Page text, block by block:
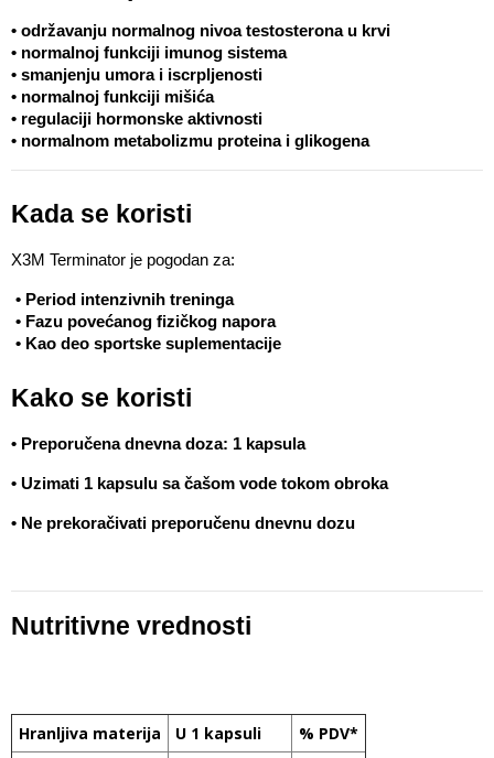
• održavanju normalnog nivoa testosterona u krvi
• normalnoj funkciji imunog sistema
• smanjenju umora i iscrpljenosti
• normalnoj funkciji mišića
• regulaciji hormonske aktivnosti
• normalnom metabolizmu proteina i glikogena
Kada se koristi
X3M Terminator je pogodan za:
• Period intenzivnih treninga
• Fazu povećanog fizičkog napora
• Kao deo sportske suplementacije
Kako se koristi
• Preporučena dnevna doza: 1 kapsula
• Uzimati 1 kapsulu sa čašom vode tokom obroka
• Ne prekoračivati preporučenu dnevnu dozu
Nutritivne vrednosti
Hranljiva materija U 1 kapsuli
% PDV*